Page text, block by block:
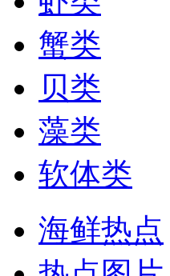
蟹类
贝类
藻类
软体类
海鲜热点